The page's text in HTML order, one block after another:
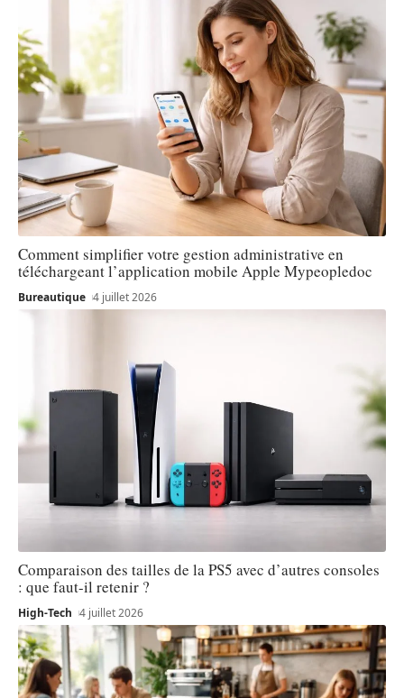
Comment simplifier votre gestion administrative en
téléchargeant l’application mobile Apple Mypeopledoc
Bureautique 4 juillet 2026
Comparaison des tailles de la PS5 avec d’autres consoles
: que faut-il retenir ?
High-Tech 4 juillet 2026